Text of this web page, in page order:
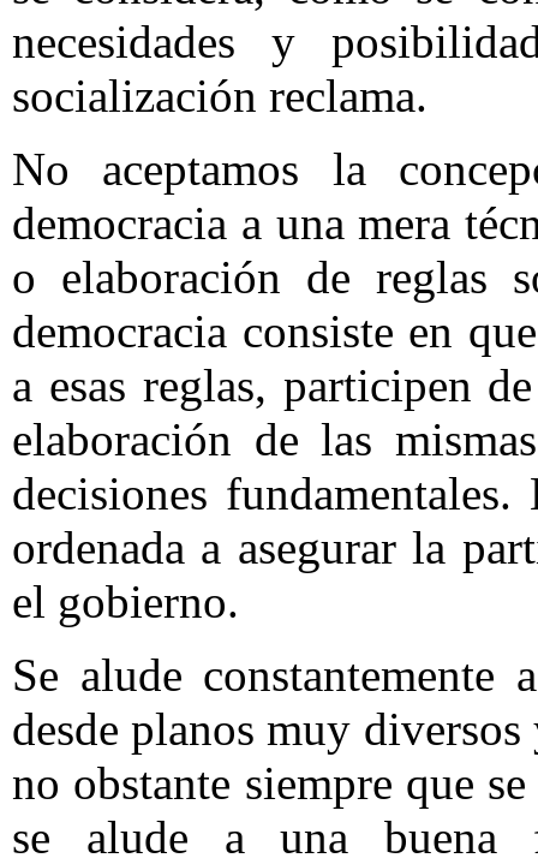
necesidades y
socialización reclama.
No aceptamos la
democracia a una mera
o elaboración de reglas
democracia consiste en
a esas reglas, participen
elaboración de las
decisiones
ordenada a asegurar la
el gobierno.
Se alude
desde planos muy
no obstante siempre que
se alude a una buena